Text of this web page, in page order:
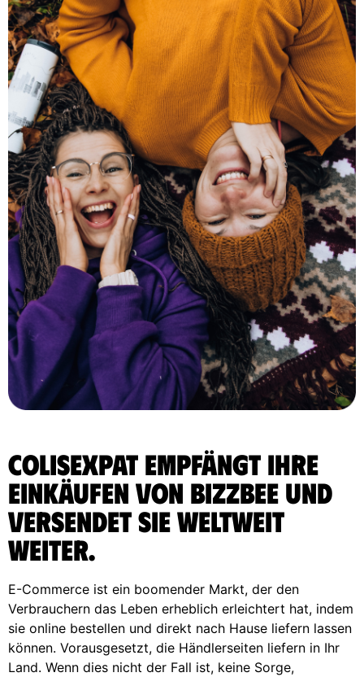
ColisExpat empfängt Ihre
Einkäufen von Bizzbee und
versendet sie weltweit
weiter.
E-Commerce ist ein boomender Markt, der den
Verbrauchern das Leben erheblich erleichtert hat, indem
sie online bestellen und direkt nach Hause liefern lassen
können. Vorausgesetzt, die Händlerseiten liefern in Ihr
Land. Wenn dies nicht der Fall ist, keine Sorge,